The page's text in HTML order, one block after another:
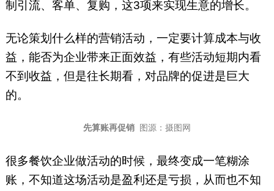
制引流、客单、复购，这3项来实现生意的增长。
无论策划什么样的营销活动，一定要计算成本与收
益，能否为企业带来正面效益，有些活动短期内看
不到收益，但是往长期看，对品牌的促进是巨大
的。
先算账再促销 图源：摄图网
很多餐饮企业做活动的时候，最终变成一笔糊涂
账，不知道这场活动是盈利还是亏损，从而也不知